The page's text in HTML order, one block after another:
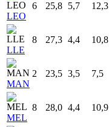
LEO
6 25,8 5,7 12,3
LLE
8 27,3 4,4 10,8
MAN
2 23,5 3,5 7,5
MEL
8 28,0 4,4 10,9